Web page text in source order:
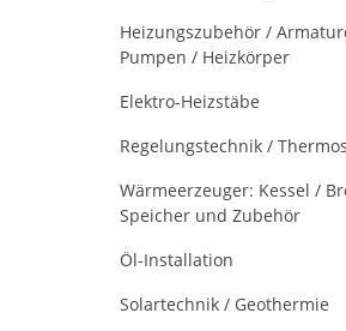
Heizungszubehör /
Pumpen / Heizkörper
Elektro-Heizstäbe
Regelungstechnik /
Wärmeerzeuger: Kessel /
Speicher und Zubehör
Öl-Installation
Solartechnik / Geothermie